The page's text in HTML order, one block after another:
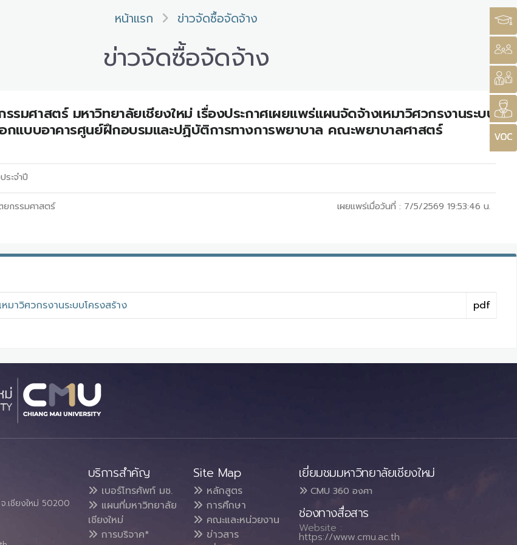
หน้าแรก ข่าวจัดซื้อจัดจ้าง
ข่าวจัดซื้อจัดจ้าง
รมศาสตร์ มหาวิทยาลัยเชียงใหม่ เรื่องประกาศเผยแพร่แผนจัดจ้างเหมาวิศวกรงานระบบ
กแบบอาคารศูนย์ฝึกอบรมและปฏิบัติการทางการพยาบาล คณะพยาบาลศาสตร์
ระจำปี
กรรมศาสตร์ เผยแพร่เมื่อวันที่ : 7/5/2569 19:53:46 น.
มาวิศวกรงานระบบโครงสร้าง pdf
.เชียงใหม่ 50200
บริการสำคัญ
เบอร์โทรศัพท์ มช.
แผนที่มหาวิทยาลัย
เชียงใหม่
การบริจาค*
Site Map
หลักสูตร
การศึกษา
คณะและหน่วยงาน
ข่าวสาร
เยี่ยมชมมหาวิทยาลัยเชียงใหม่
CMU 360 องศา
ช่องทางสื่อสาร
Website :
https://www.cmu.ac.th